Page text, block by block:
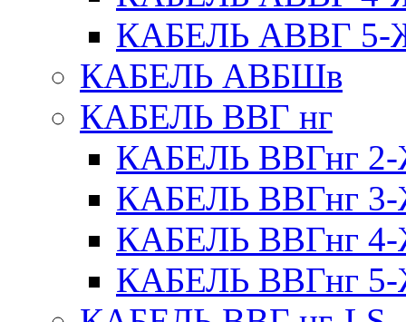
КАБЕЛЬ АВВГ
КАБЕЛЬ АВБШв
КАБЕЛЬ ВВГ нг
КАБЕЛЬ ВВГнг
КАБЕЛЬ ВВГнг
КАБЕЛЬ ВВГнг
КАБЕЛЬ ВВГнг